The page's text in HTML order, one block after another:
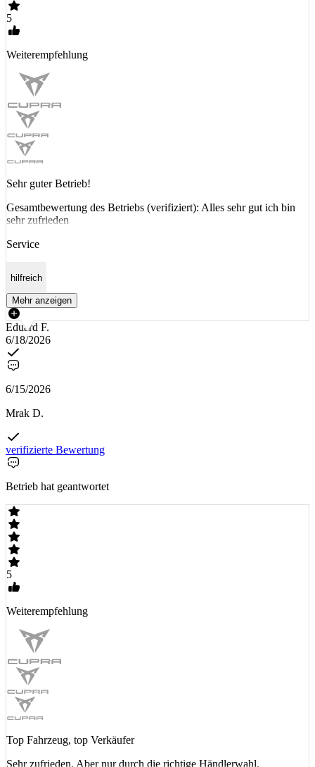
5
Weiterempfehlung
Sehr guter Betrieb!
Gesamtbewertung des Betriebs (verifiziert): Alles sehr gut ich bin
sehr zufrieden
Service
hilfreich
Mehr anzeigen
Eduard F.
6/18/2026
6/15/2026
Mrak D.
verifizierte Bewertung
Betrieb hat geantwortet
5
Weiterempfehlung
Top Fahrzeug, top Verkäufer
Sehr zufrieden. Aber nur durch die richtige Händlerwahl.